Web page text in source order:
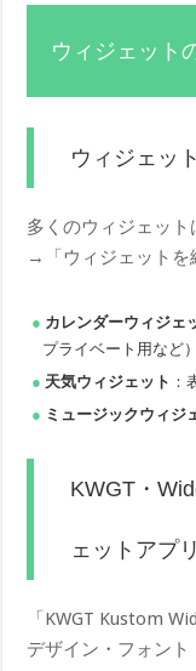
ウィジェット
ウィジェッ
多くのウィジェッ
→「ウィジェットを
カレンダーウィジェ
プライベート用など）
天気ウィジェット ：
ミュージックウィジ
KWGT・
ェットアプリ
「KWGT Kustom
デザイン・フォン